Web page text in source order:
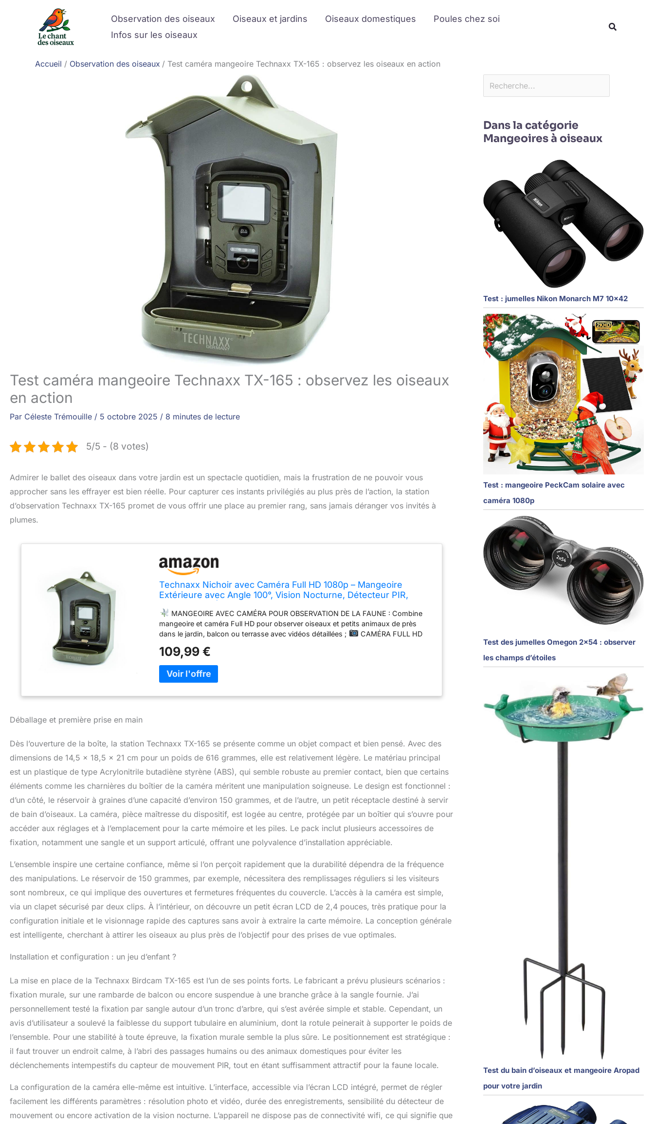
Observation des oiseaux Oiseaux et jardins Oiseaux domestiques
Poules chez soi
Infos sur les oiseaux
Accueil Observation des oiseaux Test caméra mangeoire Technaxx TX-165 : observez les oiseaux en action
Test caméra mangeoire Technaxx TX-165 : observez les oiseaux
en action
Par Céleste Trémouille / 5 octobre 2025 / 8 minutes de lecture
5/5 - (8 votes)
Admirer le ballet des oiseaux dans votre jardin est un spectacle quotidien, mais la frustration de ne pouvoir vous
approcher sans les effrayer est bien réelle. Pour capturer ces instants privilégiés au plus près de l’action, la station
d’observation Technaxx TX-165 promet de vous offrir une place au premier rang, sans jamais déranger vos invités à
plumes.
Technaxx Nichoir avec Caméra Full HD 1080p – Mangeoire
Extérieure avec Angle 100°, Vision Nocturne, Détecteur PIR,
MANGEOIRE AVEC CAMÉRA POUR OBSERVATION DE LA FAUNE : Combine
mangeoire et caméra Full HD pour observer oiseaux et petits animaux de près
dans le jardin, balcon ou terrasse avec vidéos détaillées ;
CAMÉRA FULL HD
avec objectif grand angle 100°. Capteur PIR (≈20 cm) déclenche automatiquement.
LEDs IR (940 nm) pour vision nocturne claire ;
Capture la faune en plusieurs modes, dont ralenti (jusqu’à 25 FPS), photo et vidéo
pour observer les mouvements et l’alimentation ;
MICROSD : Fonctionne avec 4 piles AA jusqu’à 6 mois. Compatible cartes MicroSD
se baigner, attirant naturellement la faune.
109,99 €
Déballage et première prise en main
Dès l’ouverture de la boîte, la station Technaxx TX-165 se présente comme un objet compact et bien pensé. Avec des
dimensions de 14,5 x 18,5 x 21 cm pour un poids de 616 grammes, elle est relativement légère. Le matériau principal
est un plastique de type Acrylonitrile butadiène styrène (ABS), qui semble robuste au premier contact, bien que certains
éléments comme les charnières du boîtier de la caméra méritent une manipulation soigneuse. Le design est fonctionnel :
d’un côté, le réservoir à graines d’une capacité d’environ 150 grammes, et de l’autre, un petit réceptacle destiné à servir
de bain d’oiseaux. La caméra, pièce maîtresse du dispositif, est logée au centre, protégée par un boîtier qui s’ouvre pour
accéder aux réglages et à l’emplacement pour la carte mémoire et les piles. Le pack inclut plusieurs accessoires de
fixation, notamment une sangle et un support articulé, offrant une polyvalence d’installation appréciable.
L’ensemble inspire une certaine confiance, même si l’on perçoit rapidement que la durabilité dépendra de la fréquence
des manipulations. Le réservoir de 150 grammes, par exemple, nécessitera des remplissages réguliers si les visiteurs
sont nombreux, ce qui implique des ouvertures et fermetures fréquentes du couvercle. L’accès à la caméra est simple,
via un clapet sécurisé par deux clips. À l’intérieur, on découvre un petit écran LCD de 2,4 pouces, très pratique pour la
configuration initiale et le visionnage rapide des captures sans avoir à extraire la carte mémoire. La conception générale
est intelligente, cherchant à attirer les oiseaux au plus près de l’objectif pour des prises de vue optimales.
Installation et configuration : un jeu d’enfant ?
La mise en place de la Technaxx Birdcam TX-165 est l’un de ses points forts. Le fabricant a prévu plusieurs scénarios :
fixation murale, sur une rambarde de balcon ou encore suspendue à une branche grâce à la sangle fournie. J’ai
personnellement testé la fixation par sangle autour d’un tronc d’arbre, qui s’est avérée simple et stable. Cependant, un
avis d’utilisateur a soulevé la faiblesse du support tubulaire en aluminium, dont la rotule peinerait à supporter le poids de
l’ensemble. Pour une stabilité à toute épreuve, la fixation murale semble la plus sûre. Le positionnement est stratégique :
il faut trouver un endroit calme, à l’abri des passages humains ou des animaux domestiques pour éviter les
déclenchements intempestifs du capteur de mouvement PIR, tout en étant suffisamment attractif pour la faune locale.
La configuration de la caméra elle-même est intuitive. L’interface, accessible via l’écran LCD intégré, permet de régler
facilement les différents paramètres : résolution photo et vidéo, durée des enregistrements, sensibilité du détecteur de
mouvement ou encore activation de la vision nocturne. L’appareil ne dispose pas de connectivité wifi, ce qui signifie que
Dans la catégorie
Mangeoires à oiseaux
Test : jumelles Nikon Monarch M7 10×42
Test : mangeoire PeckCam solaire avec
caméra 1080p
Test des jumelles Omegon 2×54 : observer
les champs d’étoiles
Test du bain d’oiseaux et mangeoire Aropad
pour votre jardin